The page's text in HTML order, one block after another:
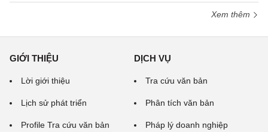
Xem thêm
GIỚI THIỆU
Lời giới thiệu
Lịch sử phát triển
Profile Tra cứu văn bản
DỊCH VỤ
Tra cứu văn bản
Phân tích văn bản
Pháp lý doanh nghiệp